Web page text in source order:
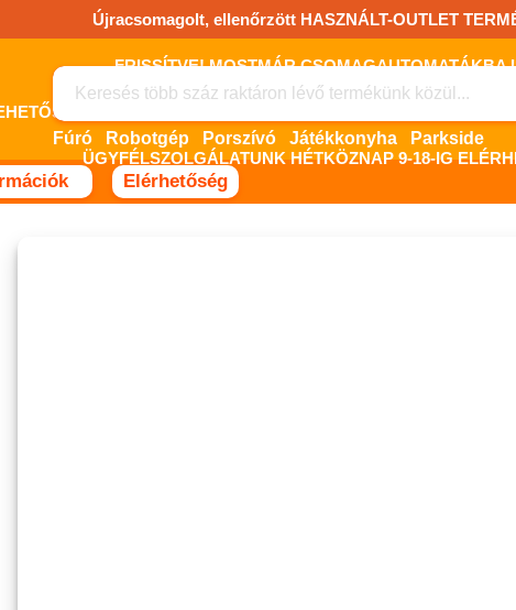
Újracsomagolt, ellenőrzött HASZNÁLT-OUTLET
FRISSÍTVE! MOSTMÁR CSOMAGAUTOMATÁKBA
LEHETŐSÉG! FIZETNI ONLINE BANKKÁRTYÁVAL LEHETSÉGES,
ÜGYFÉLSZOLGÁLATUNK HÉTKÖZNAP 9-18-IG
Fúró Robotgép Porszívó Játékkonyha Parkside
Elérhetőség